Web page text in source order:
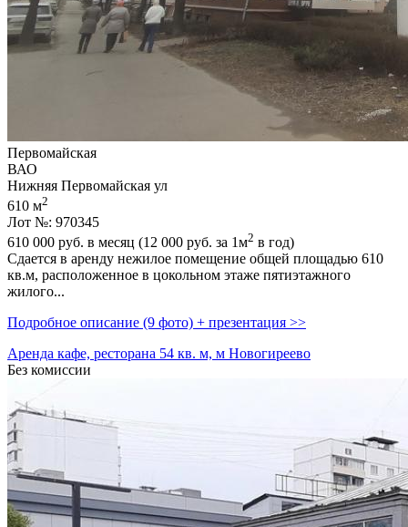
Первомайская
ВАО
Нижняя Первомайская ул
610 м2
Лот №: 970345
610 000 руб. в месяц (12 000 руб. за 1м2 в год)
Сдается в аренду нежилое помещение общей площадью 610
кв.м,­ расположенное в цокольном этаже пятиэтажного
жилого...
Подробное описание (9 фото) + презентация >>
Аренда кафе, ресторана 54 кв. м, м Новогиреево
Без комиссии